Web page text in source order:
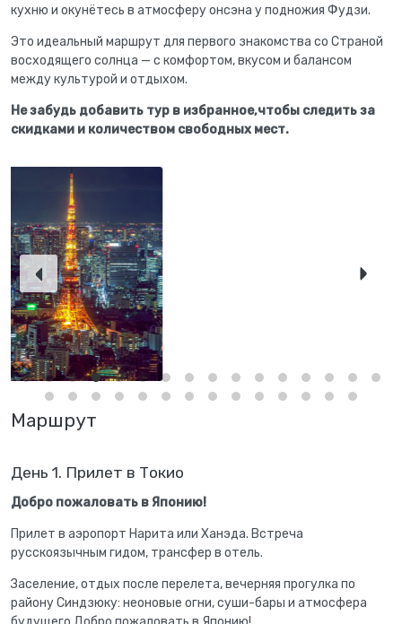
кухню и окунётесь в атмосферу онсэна у подножия Фудзи.
Это идеальный маршрут для первого знакомства со Страной
восходящего солнца — с комфортом, вкусом и балансом
между культурой и отдыхом.
Не забудь добавить тур в избранное,чтобы следить за
скидками и количеством свободных мест.
Маршрут
День 1. Прилет в Токио
Добро пожаловать в Японию!
Прилет в аэропорт Нарита или Ханэда. Встреча
русскоязычным гидом, трансфер в отель.
Заселение, отдых после перелета, вечерняя прогулка по
району Синдзюку: неоновые огни, суши-бары и атмосфера